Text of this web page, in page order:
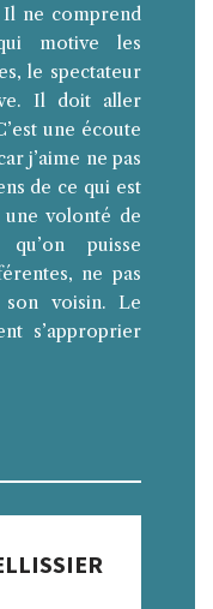
Il ne comprend
motive les
le spectateur
Il doit aller
une écoute
j’aime ne pas
de ce qui est
volonté de
puisse
ne pas
voisin. Le
s’approprier